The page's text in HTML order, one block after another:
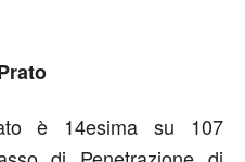
è 14esima su 107